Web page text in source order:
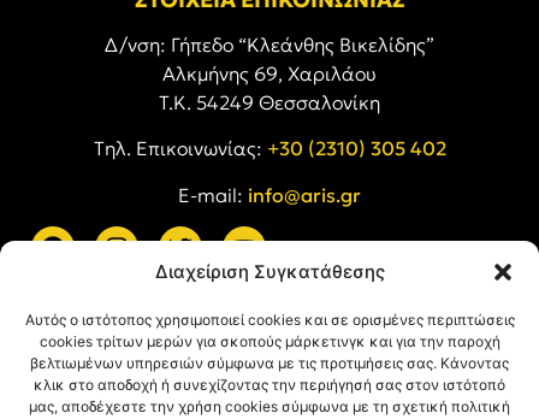
Διαχείριση Συγκατάθεσης
Αυτός ο ιστότοπος χρησιμοποιεί cookies και σε ορισμένες περιπτώσεις
cookies τρίτων μερών για σκοπούς μάρκετινγκ και για την παροχή
βελτιωμένων υπηρεσιών σύμφωνα με τις προτιμήσεις σας. Κάνοντας
κλικ στο αποδοχή ή συνεχίζοντας την περιήγησή σας στον ιστότοπό
μας, αποδέχεστε την χρήση cookies σύμφωνα με τη σχετική πολιτική
Δ/νση: Γήπεδο “Κλεάνθης Βικελίδης”
Αλκμήνης 69, Χαριλάου
Τ.Κ. 54249 Θεσσαλονίκη
Tηλ. Επικοινωνίας: +30 (2310) 305 402
E-mail: info@aris.gr